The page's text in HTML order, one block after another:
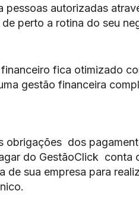
autorizadas
perto a rotina do seu
fica otimizado
gestão financeira
obrigações dos
do GestãoClick conta
de sua empresa para